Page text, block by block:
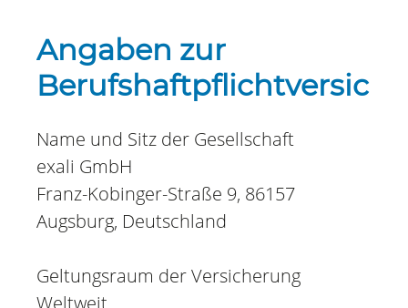
Angaben zur
Name und Sitz der Gesellschaft
exali GmbH
Franz-Kobinger-Straße 9, 86157
Augsburg, Deutschland
Geltungsraum der Versicherung